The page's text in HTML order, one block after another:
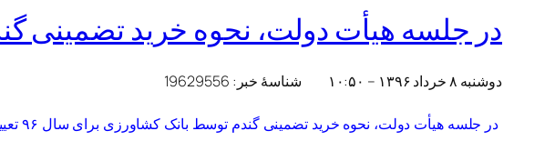
در جلسه هیأت دولت، نحوه خرید تضمینی گندم
دوشنبه ۸ خرداد ۱۳۹۶ – ۱۰:۵۰ شناسهٔ خبر: 19629556
در جلسه هیأت دولت، نحوه خرید تضمینی گندم توسط بانک کشاورزی برای سال ۹۶ تعیین شد